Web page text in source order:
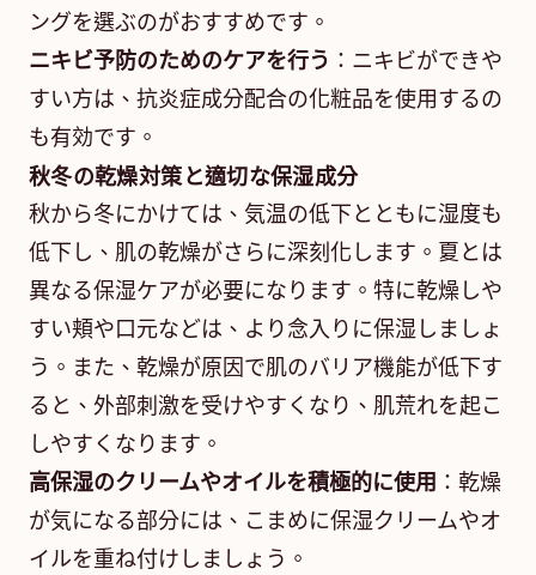
ングを選ぶのがおすすめです。
ニキビ予防のためのケアを行う ：ニキビができや
すい方は、抗炎症成分配合の化粧品を使用するの
も有効です。
秋冬の乾燥対策と適切な保湿成分
秋から冬にかけては、気温の低下とともに湿度も
低下し、肌の乾燥がさらに深刻化します。夏とは
異なる保湿ケアが必要になります。特に乾燥しや
すい頬や口元などは、より念入りに保湿しましょ
う。また、乾燥が原因で肌のバリア機能が低下す
ると、外部刺激を受けやすくなり、肌荒れを起こ
しやすくなります。
高保湿のクリームやオイルを積極的に使用 ：乾燥
が気になる部分には、こまめに保湿クリームやオ
イルを重ね付けしましょう。